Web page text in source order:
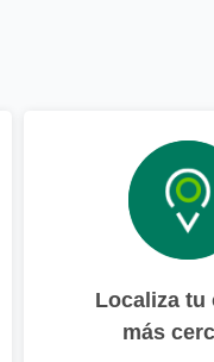
Localiza tu
más